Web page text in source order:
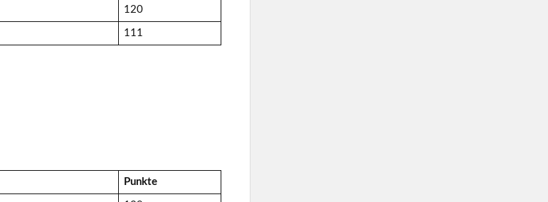
120
111
Punkte